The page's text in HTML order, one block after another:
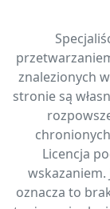
znalezionych
stronie są
Licencja
wskazaniem.
oznacza to